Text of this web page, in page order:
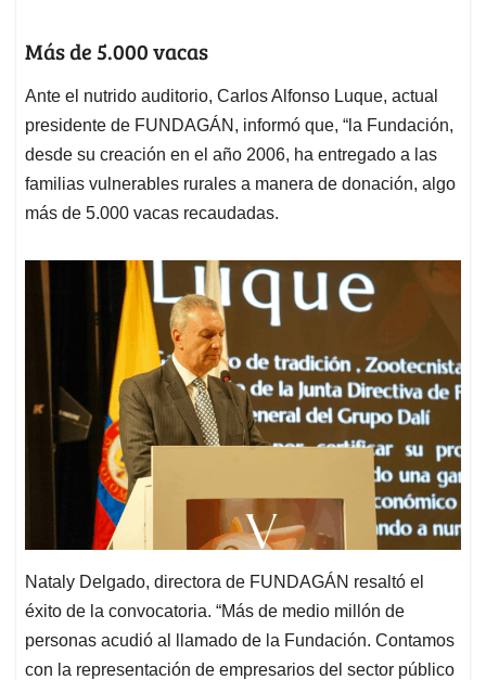
Más de 5.000 vacas
Ante el nutrido auditorio, Carlos Alfonso Luque, actual
presidente de FUNDAGÁN, informó que, “la Fundación,
desde su creación en el año 2006, ha entregado a las
familias vulnerables rurales a manera de donación, algo
más de 5.000 vacas recaudadas.
Nataly Delgado, directora de FUNDAGÁN resaltó el
éxito de la convocatoria. “Más de medio millón de
personas acudió al llamado de la Fundación. Contamos
con la representación de empresarios del sector público